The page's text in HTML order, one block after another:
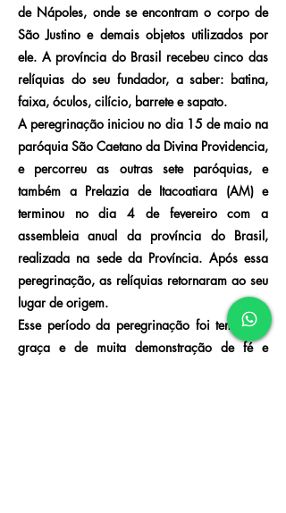
de Nápoles, onde se encontram o corpo de
São Justino e demais objetos utilizados por
ele. A província do Brasil recebeu cinco das
relíquias do seu fundador, a saber: batina,
faixa, óculos, cilício, barrete e sapato.
A peregrinação iniciou no dia 15 de maio na
paróquia São Caetano da Divina Providencia,
e percorreu as outras sete paróquias, e
também a Prelazia de Itacoatiara (AM) e
terminou no dia 4 de fevereiro com a
assembleia anual da província do Brasil,
realizada na sede da Província. Após essa
peregrinação, as relíquias retornaram ao seu
lugar de origem.
Esse período da peregrinação foi tempo de
graça e de muita demonstração de fé e